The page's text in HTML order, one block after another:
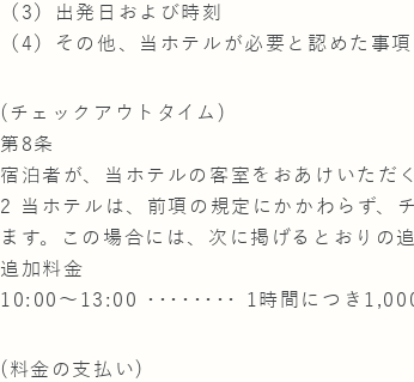
（3）出発日および時刻
（4）その他、当ホテルが必要と認めた事項
(チェックアウトタイム)
第8条
宿泊者が、当ホテルの客室をおあけいただ
2 当ホテルは、前項の規定にかかわらず、
ます。この場合には、次に掲げるとおりの
追加料金
10:00～13:00 ････････ 1時間につき
(料金の支払い)